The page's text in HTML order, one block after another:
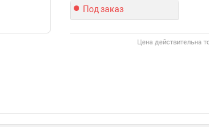
Под заказ
Цена действительна